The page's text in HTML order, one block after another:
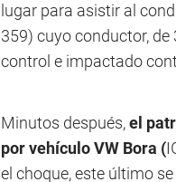
lugar para asistir al
359) cuyo conductor, de
control e impactado
Minutos después,el
por vehículo VW Bora (
el choque, este último